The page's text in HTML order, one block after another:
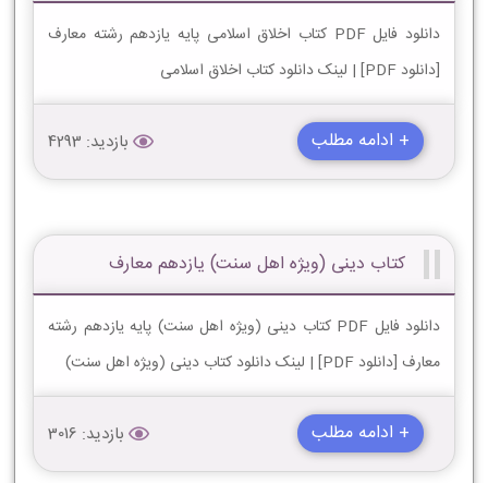
دانلود فایل PDF کتاب اخلاق اسلامی پایه یازدهم رشته معارف
[دانلود PDF] | لینک دانلود کتاب اخلاق اسلامی
+ ادامه مطلب بازدید: 4293
کتاب دینی (ویژه اهل سنت) یازدهم معارف
دانلود فایل PDF کتاب دینی (ویژه اهل سنت) پایه یازدهم رشته
معارف [دانلود PDF] | لینک دانلود کتاب دینی (ویژه اهل سنت)
+ ادامه مطلب بازدید: 3016